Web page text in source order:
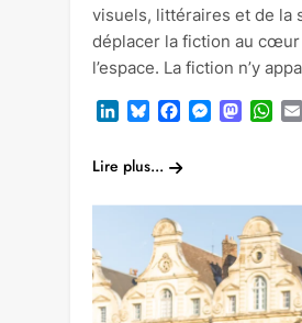
visuels, littéraires et de la
déplacer la fiction au
l’espace. La fiction n’y
LinkedInBlueskyFacebook
Messenger
Lire plus...